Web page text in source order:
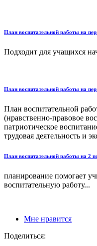
План воспитательной работы на
Подходит для учащихся
План воспитательной работы на
План воспитательной
(нравственно-правовое
патриотическое
трудовая деятельность и
План воспитательной работы на 2
планирование помогает
воспитательную работу...
Мне нравится
Поделиться: